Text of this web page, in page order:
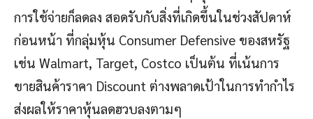
การใช้จ่ายก็ลดลง สอดรับกับสิ่งที่เกิดขึ้นในช่วงสัปดาห์
ก่อนหน้า ที่กลุ่มหุ้น Consumer Defensive ของสหรัฐ
เช่น Walmart, Target, Costco เป็นต้น ที่เน้นการ
ขายสินค้าราคา Discount ต่างพลาดเป้าในการทำกำไร
ส่งผลให้ราคาหุ้นลดฮวบลงตามๆ